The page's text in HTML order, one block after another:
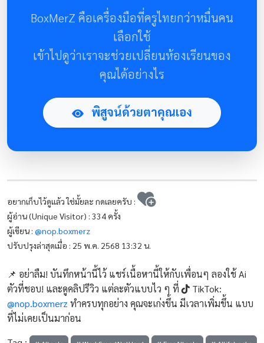
BoxMerZ คือเครื่องมือที่ครูไทยกว่าหมื่นคน
เลือกใช้
เข้าไปดูว่าเราจะช่วยเปลี่ยนห้องเรียนของ
คุณได้อย่างไร
พิสูจน์ด้วยตาคุณเอง
อยากเก็บไว้ดูแล้ว ใช่มั้ยละ กดเลยครับ :
ผู้อ่าน (Unique Visitor) : 334 ครั้ง
ผู้เขียน : @nop.boxmerz
ปรับปรุงล่าสุดเมื่อ : 25 พ.ค. 2568 13:32 น.
📌 อย่าลืม! บันทึกหน้านี้ไว้ แชร์เนื้อหานี้ให้กับเพื่อนๆ ลองใช้ Ai
ตัวที่ชอบ! และดูคลิปรีวิว แต่ละตัวแบบไว ๆ ที่
TikTok:
@nop.boxmerz ทำครบทุกอย่าง คุณจะเก่งขึ้น มีเวลาเพิ่มขึ้น แบบ
ที่ไม่เคยเป็นมาก่อน